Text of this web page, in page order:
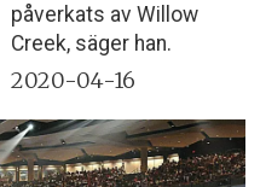
påverkats av Willow
Creek, säger han.
2020-04-16